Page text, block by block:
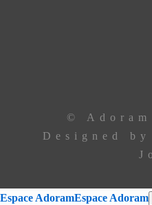
©
Designed
Espace AdoramEspace Adoram